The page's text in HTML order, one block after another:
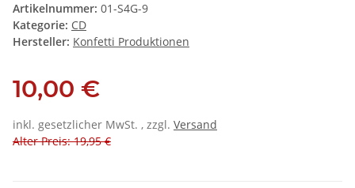
Artikelnummer: 01-S4G-9
Kategorie: CD
Hersteller: Konfetti Produktionen
10,00 €
inkl. gesetzlicher MwSt. , zzgl. Versand
Alter Preis: 19,95 €